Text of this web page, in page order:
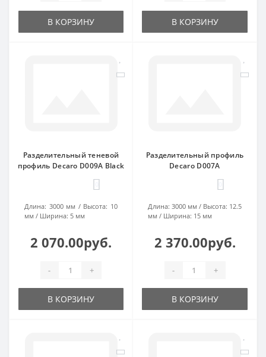
В КОРЗИНУ В КОРЗИНУ
Разделительный теневой
профиль Decaro D009А Black
Длина: 3000 мм Высота: 10
мм
Ширина: 5 мм
2 070.00руб.
- +
В КОРЗИНУ
Разделительный профиль
Decaro D007А
Длина: 3000 мм Высота: 12.5
мм
Ширина: 15 мм
2 370.00руб.
- +
В КОРЗИНУ